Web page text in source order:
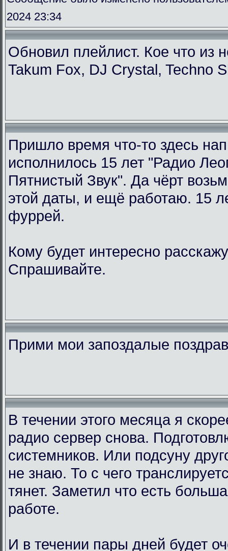
2024 23:34
Обновил плейлист. Кое что из
Takum Fox, DJ Crystal, Techno
Пришло время что-то здесь
исполнилось 15 лет "Радио
Пятнистый Звук". Да чёрт
этой даты, и ещё работаю. 15
фуррей.
Кому будет интересно
Спрашивайте.
Прими мои запоздалые
В течении этого месяца я
радио сервер снова.
системников. Или подсуну
не знаю. То с чего
тянет. Заметил что есть
работе.
И в течении пары дней будет